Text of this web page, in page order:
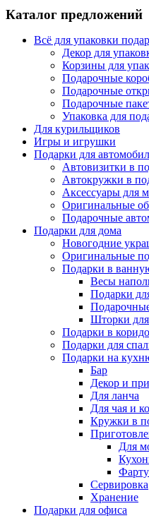
Каталог предложений
Всё для упаковки
Декор для
Корзины для
Подарочные
Подарочные
Подарочные
Упаковка для
Для курильщиков
Игры и игрушки
Подарки для
Автовизитки в
Автокружки в
Аксессуары для
Оригинальные
Подарочные
Подарки для дома
Новогодние
Оригинальные
Подарки в
Весы
Подарки
Шторки
Подарки в
Подарки для
Подарки на
Бар
Декор и
Для ланча
Для чая и
Кружки в
Для
Сервировка
Хранение
Подарки для офиса